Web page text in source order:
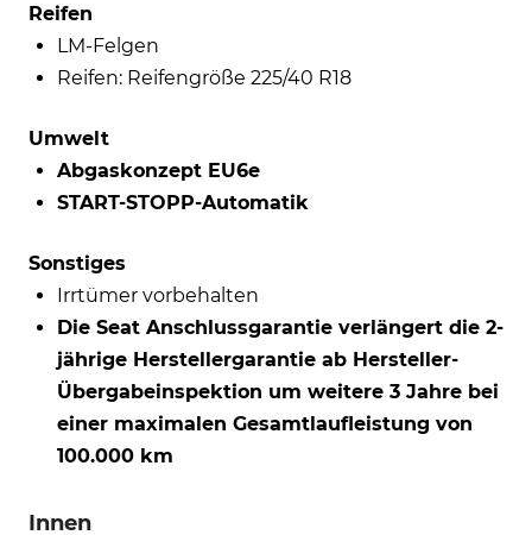
Reifen
LM-Felgen
Reifen: Reifengröße 225/40 R18
Umwelt
Abgaskonzept EU6e
START-STOPP-Automatik
Sonstiges
Irrtümer vorbehalten
Die Seat Anschlussgarantie verlängert die 2-
jährige Herstellergarantie ab Hersteller-
Übergabeinspektion um weitere 3 Jahre bei
einer maximalen Gesamtlaufleistung von
100.000 km
Innen